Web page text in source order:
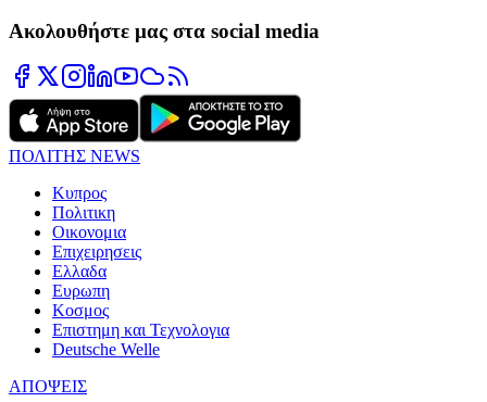
Ακολουθήστε μας στα social media
ΠΟΛΙΤΗΣ NEWS
Κυπρος
Πολιτικη
Οικονομια
Επιχειρησεις
Ελλαδα
Ευρωπη
Κοσμος
Επιστημη και Τεχνολογια
Deutsche Welle
ΑΠΟΨΕΙΣ